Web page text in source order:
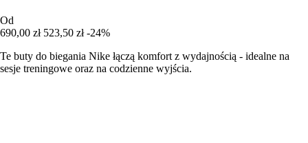
Od
690,00 zł 523,50 zł -24%
Te buty do biegania Nike łączą komfort z wydajnością - idealne na
sesje treningowe oraz na codzienne wyjścia.